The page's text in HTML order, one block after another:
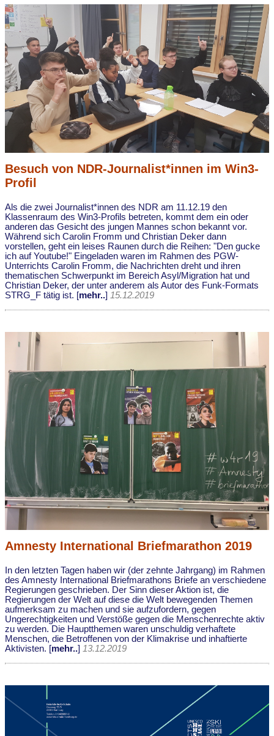
Besuch von NDR-Journalist*innen im Win3-
Profil
Als die zwei Journalist*innen des NDR am 11.12.19 den
Klassenraum des Win3-Profils betreten, kommt dem ein oder
anderen das Gesicht des jungen Mannes schon bekannt vor.
Während sich Carolin Fromm und Christian Deker dann
vorstellen, geht ein leises Raunen durch die Reihen: "Den gucke
ich auf Youtube!" Eingeladen waren im Rahmen des PGW-
Unterrichts Carolin Fromm, die Nachrichten dreht und ihren
thematischen Schwerpunkt im Bereich Asyl/Migration hat und
Christian Deker, der unter anderem als Autor des Funk-Formats
STRG_F tätig ist. [mehr..] 15.12.2019
Amnesty International Briefmarathon 2019
In den letzten Tagen haben wir (der zehnte Jahrgang) im Rahmen
des Amnesty International Briefmarathons Briefe an verschiedene
Regierungen geschrieben. Der Sinn dieser Aktion ist, die
Regierungen der Welt auf diese die Welt bewegenden Themen
aufmerksam zu machen und sie aufzufordern, gegen
Ungerechtigkeiten und Verstöße gegen die Menschenrechte aktiv
zu werden. Die Hauptthemen waren unschuldig verhaftete
Menschen, die Betroffenen von der Klimakrise und inhaftierte
Aktivisten. [mehr..] 13.12.2019